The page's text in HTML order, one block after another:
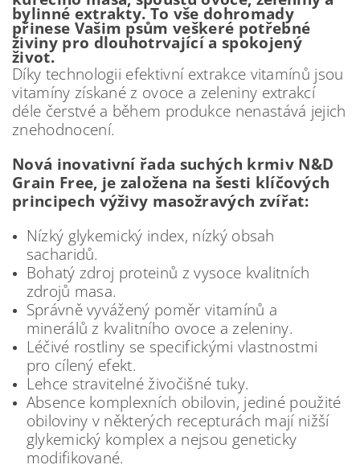
bylinné extrakty. To vše dohromady
přinese Vašim psům veškeré potřebné
živiny pro dlouhotrvající a spokojený
život.
Díky technologii efektivní extrakce vitamínů jsou
vitamíny získané z ovoce a zeleniny extrakcí
déle čerstvé a během produkce nenastává jejich
znehodnocení.
Nová inovativní řada suchých krmiv N&D
Grain Free, je založena na šesti klíčových
principech výživy masožravých zvířat:
Nízký glykemický index, nízký obsah
sacharidů.
Bohatý zdroj proteinů z vysoce kvalitních
zdrojů masa.
Správně vyvážený poměr vitamínů a
minerálů z kvalitního ovoce a zeleniny.
Léčivé rostliny se specifickými vlastnostmi
pro cílený efekt.
Lehce stravitelné živočišné tuky.
Absence komplexních obilovin, jediné použité
obiloviny v některých recepturách mají nižší
glykemický komplex a nejsou geneticky
modifikované.